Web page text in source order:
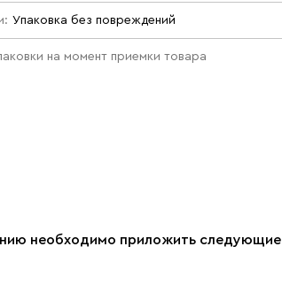
Упаковка без повреждений
Упаковка без повреждений
на момент приемки товара
необходимо приложить следующие